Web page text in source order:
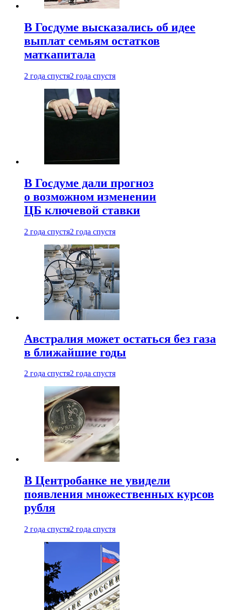
В Госдуме высказались об идее
выплат семьям остатков
маткапитала
2 года спустя2 года спустя
В Госдуме дали прогноз
о возможном изменении
ЦБ ключевой ставки
2 года спустя2 года спустя
Австралия может остаться без газа
в ближайшие годы
2 года спустя2 года спустя
В Центробанке не увидели
появления множественных курсов
рубля
2 года спустя2 года спустя